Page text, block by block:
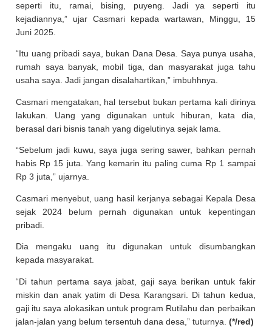
seperti itu, ramai, bising, puyeng. Jadi ya seperti itu
kejadiannya,” ujar Casmari kepada wartawan, Minggu, 15
Juni 2025.
“Itu uang pribadi saya, bukan Dana Desa. Saya punya usaha,
rumah saya banyak, mobil tiga, dan masyarakat juga tahu
usaha saya. Jadi jangan disalahartikan,” imbuhhnya.
Casmari mengatakan, hal tersebut bukan pertama kali dirinya
lakukan. Uang yang digunakan untuk hiburan, kata dia,
berasal dari bisnis tanah yang digelutinya sejak lama.
“Sebelum jadi kuwu, saya juga sering sawer, bahkan pernah
habis Rp 15 juta. Yang kemarin itu paling cuma Rp 1 sampai
Rp 3 juta,” ujarnya.
Casmari menyebut, uang hasil kerjanya sebagai Kepala Desa
sejak 2024 belum pernah digunakan untuk kepentingan
pribadi.
Dia mengaku uang itu digunakan untuk disumbangkan
kepada masyarakat.
“Di tahun pertama saya jabat, gaji saya berikan untuk fakir
miskin dan anak yatim di Desa Karangsari. Di tahun kedua,
gaji itu saya alokasikan untuk program Rutilahu dan perbaikan
jalan-jalan yang belum tersentuh dana desa,” tuturnya.(*/red)